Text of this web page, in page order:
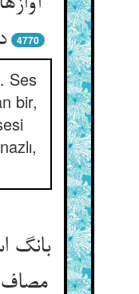
4770
Ses
bir,
بانگ